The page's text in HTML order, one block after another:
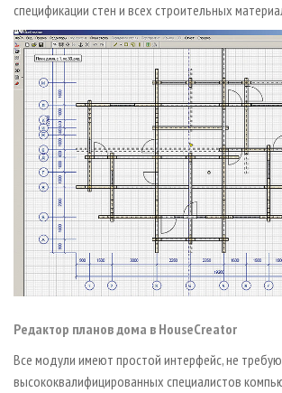
спецификации стен и всех строительных
Редактор планов дома в HouseCreator
Все модули имеют простой интерфейс, не
высококвалифицированных специалистов